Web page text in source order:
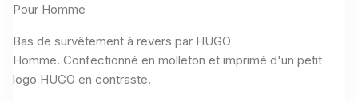
Pour Homme
Bas de survêtement à revers par HUGO
Homme. Confectionné en molleton et imprimé d'un petit
logo HUGO en contraste.